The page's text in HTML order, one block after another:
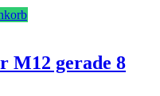
M12 gerade 8